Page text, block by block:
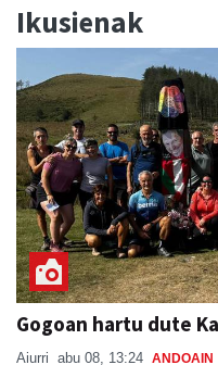
Ikusienak
Gogoan hartu dute
Aiurri abu 08, 13:24 ANDOAIN